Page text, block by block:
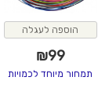
הוספה לעגלה
₪99
תמחור מיוחד לכמויות